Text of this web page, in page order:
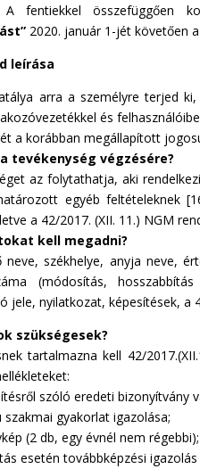
A fentiekkel összefüggően
2020. január 1-jét követően
leírása
arra a személyre terjed
és
a korábban megállapított
tevékenység végzésére?
az folytathatja, aki
egyéb feltételeknek
a 42/2017. (XII. 11.) NGM
kell megadni?
neve, székhelye, anyja neve,
(módosítás,
jele, nyilatkozat, képesítések, a
szükségesek?
tartalmazna kell 42/
szóló eredeti bizonyítvány
szakmai gyakorlat igazolása;
(2 db, egy évnél nem régebbi);
esetén továbbképzési igazolás